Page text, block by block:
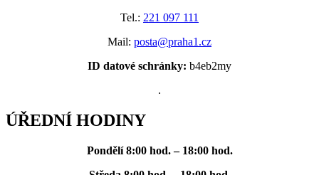
Tel.: 221 097 111
Mail: posta@praha1.cz
ID datové schránky: b4eb2my
.
ÚŘEDNÍ HODINY
Pondělí 8:00 hod. – 18:00 hod.